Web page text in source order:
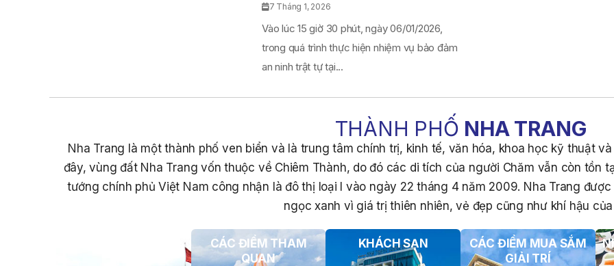
7 Tháng 1, 2026
Vào lúc 15 giờ 30 phút, ngày 06/01/2026,
trong quá trình thực hiện nhiệm vụ bảo đảm
an ninh trật tự tại...
THÀNH PHỐ NHA TRANG
Nha Trang là một thành phố ven biển và là trung tâm chính trị, kinh tế, văn hóa, khoa học kỹ thuật
đây, vùng đất Nha Trang vốn thuộc về Chiêm Thành, do đó các di tích của người Chăm vẫn còn tồn
tướng chính phủ Việt Nam công nhận là đô thị loại I vào ngày 22 tháng 4 năm 2009. Nha Trang
ngọc xanh vì giá trị thiên nhiên, vẻ đẹp cũng như khí hậu của
CÁC ĐIỂM THAM
QUAN
KHÁCH SẠN
CÁC ĐIỂM MUA SẮM
GIẢI TRÍ